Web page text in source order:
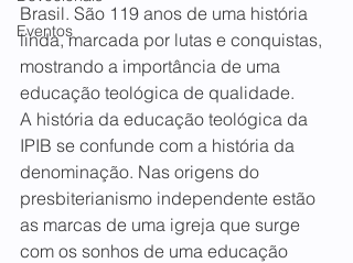
Eventos
Brasil. São 119 anos de uma história
linda, marcada por lutas e conquistas,
mostrando a importância de uma
educação teológica de qualidade.
A história da educação teológica da
IPIB se confunde com a história da
denominação. Nas origens do
presbiterianismo independente estão
as marcas de uma igreja que surge
com os sonhos de uma educação